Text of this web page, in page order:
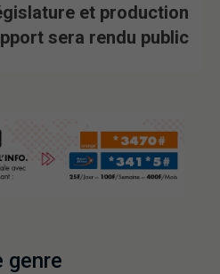
et production
sera rendu public
genre